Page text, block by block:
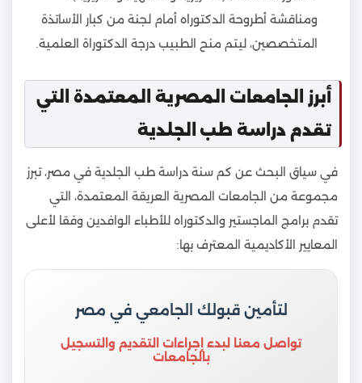
ومناقشة أطروحة الدكتوراه أمام لجنة من كبار الأساتذة
المتخصصين، ليتم منح الطبيب درجة الدكتوراة العلمية.
أبرز الجامعات المصرية المعتمدة التي
تقدم دراسة طب الجلدية
في سياق البحث عن كم سنة دراسة طب الجلدية في مصر، تبرز
مجموعة من الجامعات المصرية العريقة المعتمدة، التي
تقدم برامج الماجستير والدكتوراه للأطباء الوافدين وفقا لأعلى
المعايير الأكاديمية المعترف بها:
لتأمين قبولك الجامعي في مصر
تواصل معنا لبدء إجراءات التقديم والتسجيل
بالجامعات